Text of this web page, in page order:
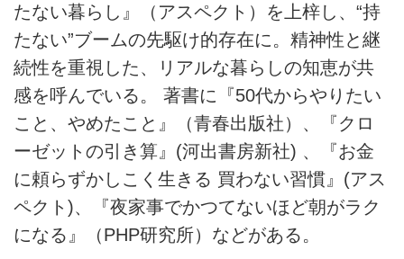
たない暮らし』（アスペクト）を上梓し、“持
たない”ブームの先駆け的存在に。精神性と継
続性を重視した、リアルな暮らしの知恵が共
感を呼んでいる。 著書に『50代からやりたい
こと、やめたこと』（青春出版社）、『クロ
ーゼットの引き算』(河出書房新社) 、『お金
に頼らずかしこく生きる 買わない習慣』(アス
ペクト)、『夜家事でかつてないほど朝がラク
になる』（PHP研究所）などがある。